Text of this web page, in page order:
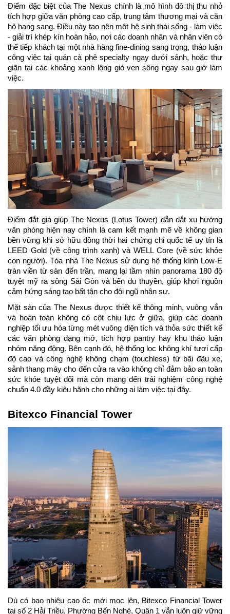
Điểm đặc biệt của The Nexus chính là mô hình đô thị thu nhỏ
tích hợp giữa văn phòng cao cấp, trung tâm thương mại và căn
hộ hạng sang. Điều này tạo nên một hệ sinh thái sống - làm việc
- giải trí khép kín hoàn hảo, nơi các doanh nhân và nhân viên có
thể tiếp khách tại một nhà hàng fine-dining sang trọng, thảo luận
công việc tại quán cà phê specialty ngay dưới sảnh, hoặc thư
giãn tại các khoảng xanh lộng gió ven sông ngay sau giờ làm
việc.
Điểm đắt giá giúp The Nexus (Lotus Tower) dẫn dắt xu hướng
văn phòng hiện nay chính là cam kết mạnh mẽ về không gian
bền vững khi sở hữu đồng thời hai chứng chỉ quốc tế uy tín là
LEED Gold (về công trình xanh) và WELL Core (về sức khỏe
con người). Tòa nhà The Nexus sử dụng hệ thống kính Low-E
tràn viền từ sàn đến trần, mang lại tầm nhìn panorama 180 độ
tuyệt mỹ ra sông Sài Gòn và bến du thuyền, giúp khơi nguồn
cảm hứng sáng tạo bất tận cho đội ngũ nhân sự.
Mặt sàn của The Nexus được thiết kế thông minh, vuông vắn
và hoàn toàn không có cột chịu lực ở giữa, giúp các doanh
nghiệp tối ưu hóa từng mét vuông diện tích và thỏa sức thiết kế
các văn phòng dạng mở, tích hợp pantry hay khu thảo luận
nhóm năng động. Bên cạnh đó, hệ thống lọc không khí tươi cấp
độ cao và công nghệ không chạm (touchless) từ bãi đậu xe,
sảnh thang máy cho đến cửa ra vào không chỉ đảm bảo an toàn
sức khỏe tuyệt đối mà còn mang đến trải nghiệm công nghệ
chuẩn 4.0 đầy kiêu hãnh cho những ai làm việc tại đây.
Bitexco Financial Tower
Dù có bao nhiêu cao ốc mới mọc lên, Bitexco Financial Tower
tại số 2 Hải Triều, Phường Bến Nghé, Quận 1 vẫn luôn giữ vững